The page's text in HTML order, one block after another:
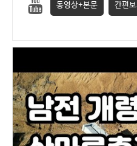
동영상+본문 간편보